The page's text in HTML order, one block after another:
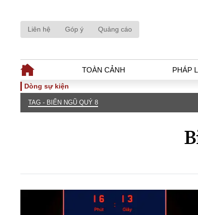
Liên hệ Góp ý Quảng cáo
TOÀN CẢNH PHÁP
TOÀN CẢNH
Thế giới
Góc
An
Dòng sự kiện
TAG - BIỂN NGŨ QUÝ 8